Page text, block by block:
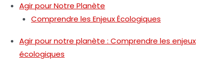
Agir pour Notre Planète
Comprendre les Enjeux Écologiques
Agir pour notre planète : Comprendre les enjeux
écologiques